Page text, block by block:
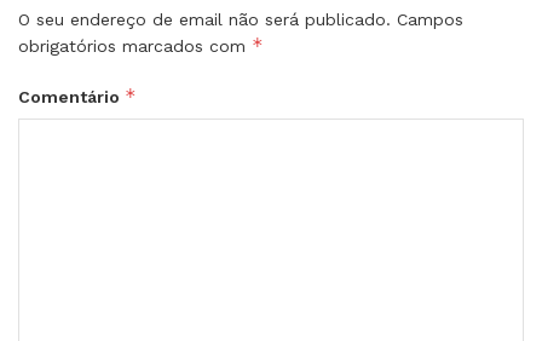
O seu endereço de email não será publicado. Campos
obrigatórios marcados com *
Comentário *